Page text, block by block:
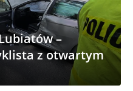
–
z otwartym